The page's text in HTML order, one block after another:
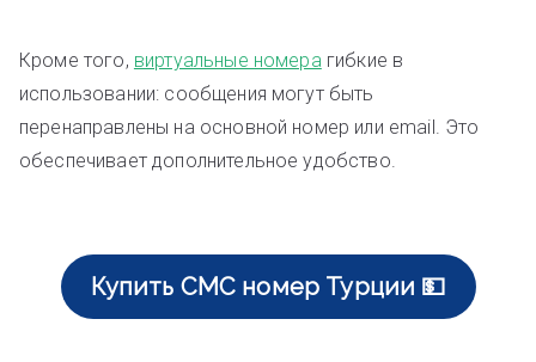
Кроме того, виртуальные номера гибкие в
использовании: сообщения могут быть
перенаправлены на основной номер или email. Это
обеспечивает дополнительное удобство.
Купить СМС номер Турции 💵